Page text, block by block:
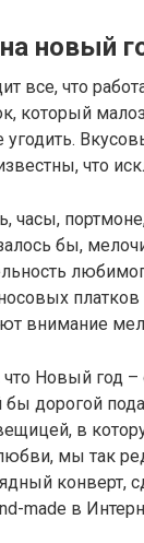
новый
все, что
который
что
бы,
платков
внимание
что Новый год
дорогой
в
мы так
конверт,
made в